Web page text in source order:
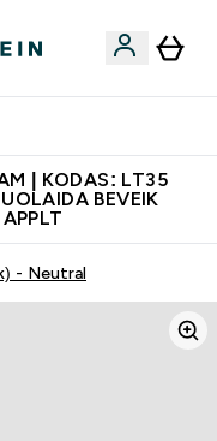
| KODAS: LT35
BEVEIK
- Neutral